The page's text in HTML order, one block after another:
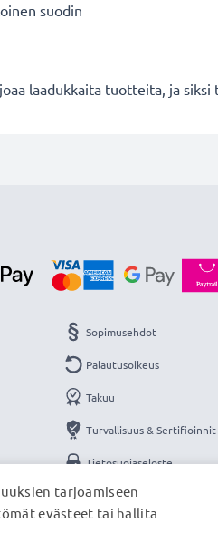
suodin
laadukkaita tuotteita, ja
Sopimusehdot
Palautusoikeus
Takuu
Turvallisuus & Sertifioinnit
Tietosuojaseloste
Yritystiedot
tarjoamiseen
evästeet tai hallita